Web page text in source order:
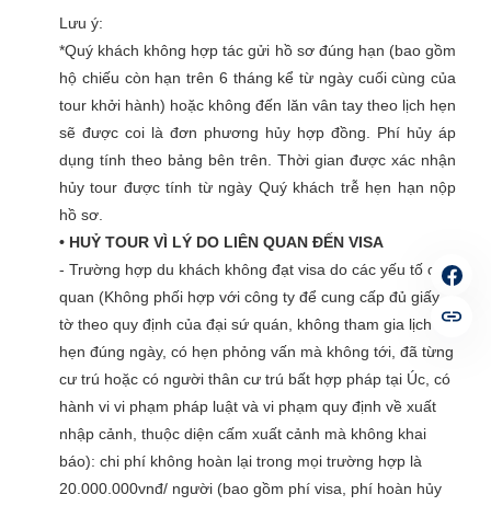
Lưu ý:
*Quý khách không hợp tác gửi hồ sơ đúng hạn (bao gồm
hộ chiếu còn hạn trên 6 tháng kể từ ngày cuối cùng của
tour khởi hành) hoặc không đến lăn vân tay theo lịch hẹn
sẽ được coi là đơn phương hủy hợp đồng. Phí hủy áp
dụng tính theo bảng bên trên. Thời gian được xác nhận
hủy tour được tính từ ngày Quý khách trễ hẹn hạn nộp
hồ sơ.
• HUỶ TOUR VÌ LÝ DO LIÊN QUAN ĐẾN VISA
- Trường hợp du khách không đạt visa do các yếu tố chủ
quan (Không phối hợp với công ty để cung cấp đủ giấy
tờ theo quy định của đại sứ quán, không tham gia lịch
hẹn đúng ngày, có hẹn phỏng vấn mà không tới, đã từng
cư trú hoặc có người thân cư trú bất hợp pháp tại Úc, có
hành vi vi phạm pháp luật và vi phạm quy định về xuất
nhập cảnh, thuộc diện cấm xuất cảnh mà không khai
báo): chi phí không hoàn lại trong mọi trường hợp là
20.000.000vnđ/ người (bao gồm phí visa, phí hoàn hủy